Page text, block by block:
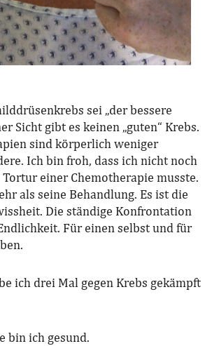
sei „der bessere
Sicht gibt es keinen „guten“ Krebs.
sind körperlich weniger
Ich bin froh, dass ich nicht noch
einer Chemotherapie musste.
als seine Behandlung. Es ist die
Die ständige Konfrontation
Für einen selbst und für
ich drei Mal gegen Krebs gekämpft
bin ich gesund.